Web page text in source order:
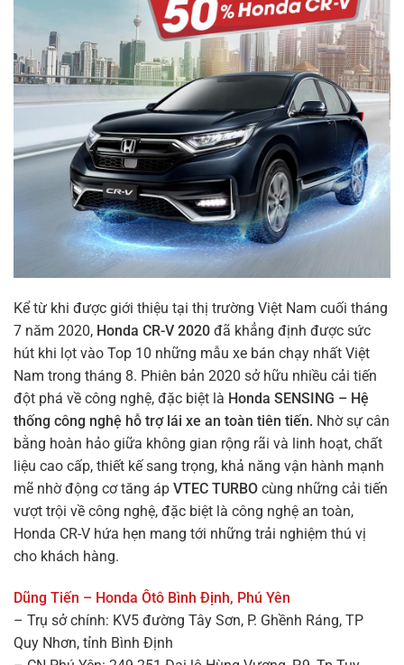
Kể từ khi được giới thiệu tại thị trường Việt Nam cuối tháng
7 năm 2020, Honda CR-V 2020 đã khẳng định được sức
hút khi lọt vào Top 10 những mẫu xe bán chạy nhất Việt
Nam trong tháng 8. Phiên bản 2020 sở hữu nhiều cải tiến
đột phá về công nghệ, đặc biệt là Honda SENSING – Hệ
thống công nghệ hỗ trợ lái xe an toàn tiên tiến. Nhờ sự cân
bằng hoàn hảo giữa không gian rộng rãi và linh hoạt, chất
liệu cao cấp, thiết kế sang trọng, khả năng vận hành mạnh
mẽ nhờ động cơ tăng áp VTEC TURBO cùng những cải tiến
vượt trội về công nghệ, đặc biệt là công nghệ an toàn,
Honda CR-V hứa hẹn mang tới những trải nghiệm thú vị
cho khách hàng.
Dũng Tiến – Honda Ôtô Bình Định, Phú Yên
– Trụ sở chính: KV5 đường Tây Sơn, P. Ghềnh Ráng, TP
Quy Nhơn, tỉnh Bình Định